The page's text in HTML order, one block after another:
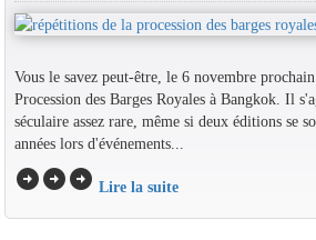
Vous le savez peut-être, le 6 novembre
Procession des Barges Royales à Bangkok. Il
séculaire assez rare, même si deux éditions se
années lors d'événements...
arrow_circle_rightarrow_circle_rightarrow_circle_right Lire la suite